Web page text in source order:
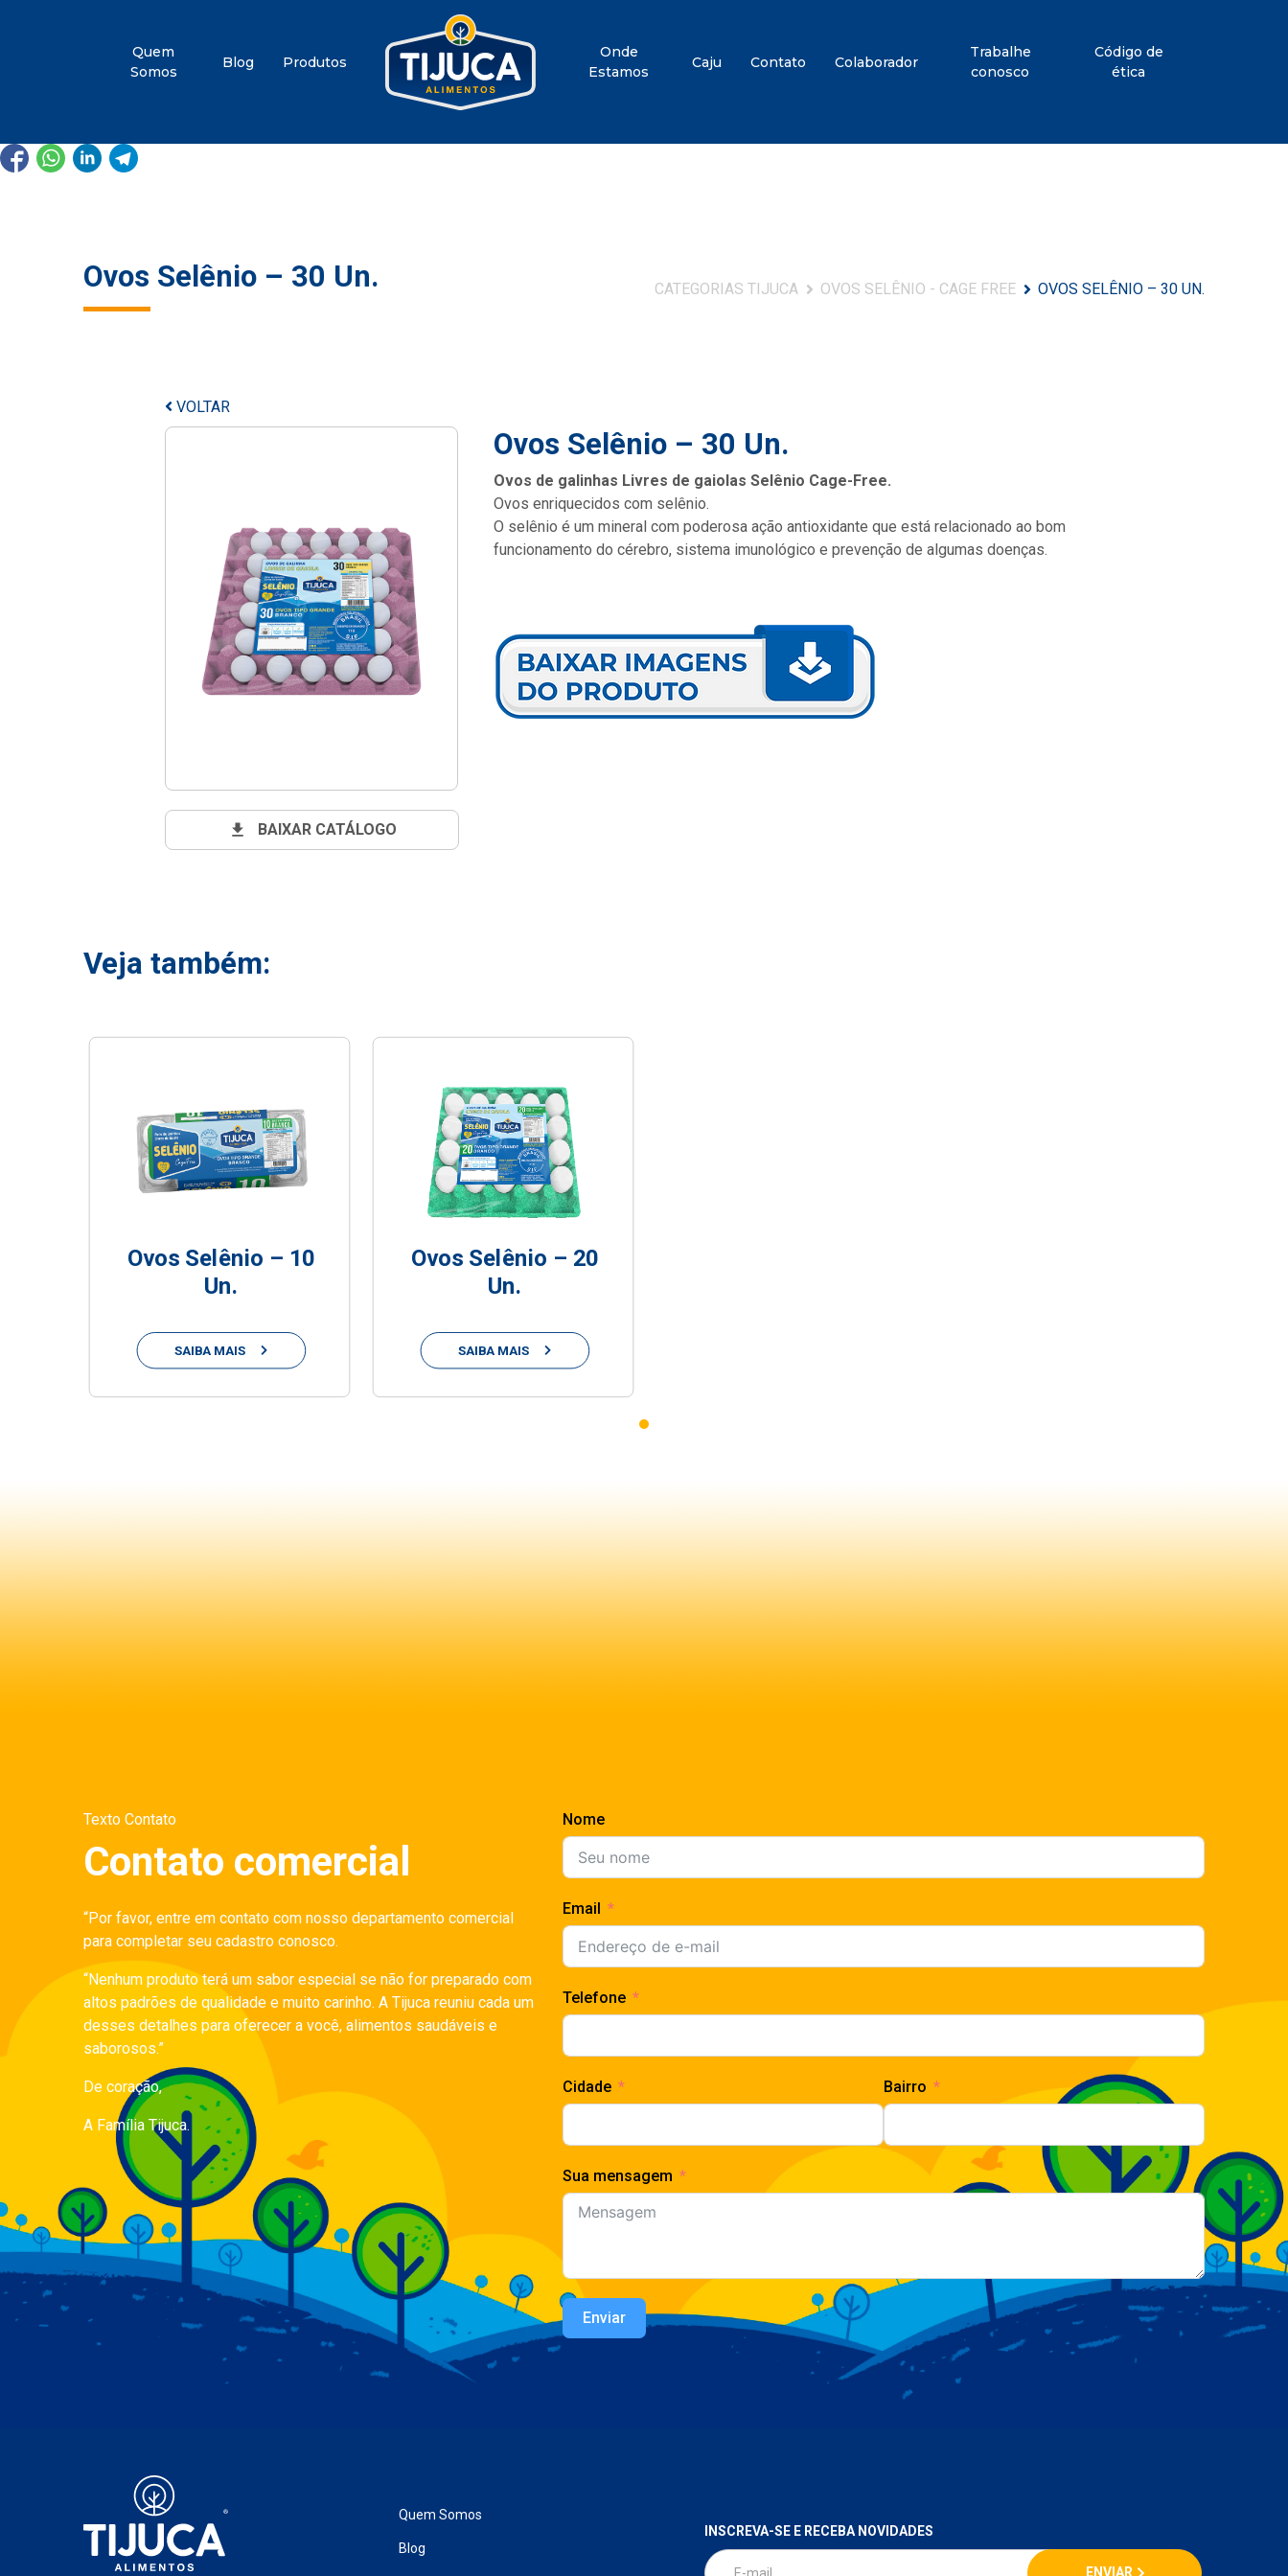
Quem
Somos
Blog Produtos
Onde
Estamos
Caju Contato Colaborador
Trabalhe
conosco
Código de
ética
Ovos Selênio – 30 Un. CATEGORIAS TIJUCA OVOS SELÊNIO - CAGE FREE OVOS SELÊNIO – 30 UN.
VOLTAR
BAIXAR CATÁLOGO
Ovos Selênio – 30 Un.
Ovos de galinhas Livres de gaiolas Selênio Cage-Free.
Ovos enriquecidos com selênio.
O selênio é um mineral com poderosa ação antioxidante que está relacionado ao bom
funcionamento do cérebro, sistema imunológico e prevenção de algumas doenças.
Veja também:
Ovos Selênio – 10
Un.
SAIBA MAIS
Ovos Selênio – 20
Un.
SAIBA MAIS
Texto Contato
Contato comercial
“Por favor, entre em contato com nosso departamento comercial
para completar seu cadastro conosco.
“Nenhum produto terá um sabor especial se não for preparado com
altos padrões de qualidade e muito carinho. A Tijuca reuniu cada um
desses detalhes para oferecer a você, alimentos saudáveis e
saborosos.”
De coração,
A Família Tijuca.
Nome
Email
Telefone
Cidade Bairro
Sua mensagem
Enviar
Quem Somos
Blog
INSCREVA-SE E RECEBA NOVIDADES